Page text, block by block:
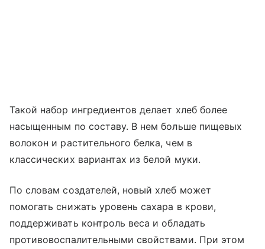
Такой набор ингредиентов делает хлеб более
насыщенным по составу. В нем больше пищевых
волокон и растительного белка, чем в
классических вариантах из белой муки.
По словам создателей, новый хлеб может
помогать снижать уровень сахара в крови,
поддерживать контроль веса и обладать
противовоспалительными свойствами. При этом